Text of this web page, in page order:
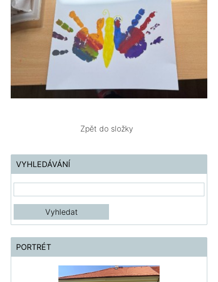
Zpět do složky
VYHLEDÁVÁNÍ
PORTRÉT